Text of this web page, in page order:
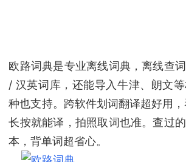
欧路词典是专业离线词典，离线查
/ 汉英词库，还能导入牛津、朗文
种也支持。跨软件划词翻译超好用
长按就能译，拍照取词也准。查过
本，背单词超省心。